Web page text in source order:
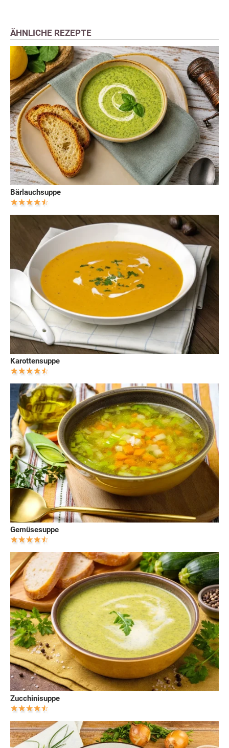
ÄHNLICHE REZEPTE
Bärlauchsuppe
Karottensuppe
Gemüsesuppe
Zucchinisuppe